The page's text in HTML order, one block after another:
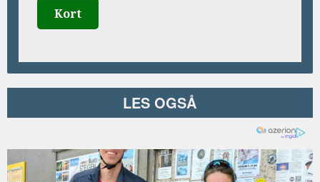
Kort
LES OGSÅ